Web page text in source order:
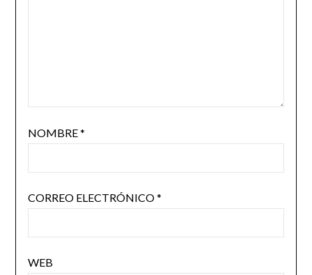
NOMBRE*
CORREO ELECTRÓNICO*
WEB